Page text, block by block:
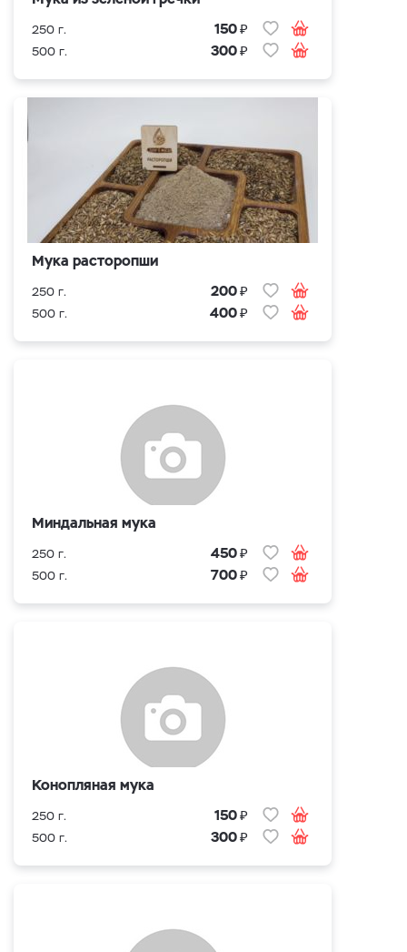
250 г. 150₽
500 г. 300₽
Мука расторопши
250 г. 200₽
500 г. 400₽
Миндальная мука
250 г. 450₽
500 г. 700₽
Конопляная мука
250 г. 150₽
500 г. 300₽